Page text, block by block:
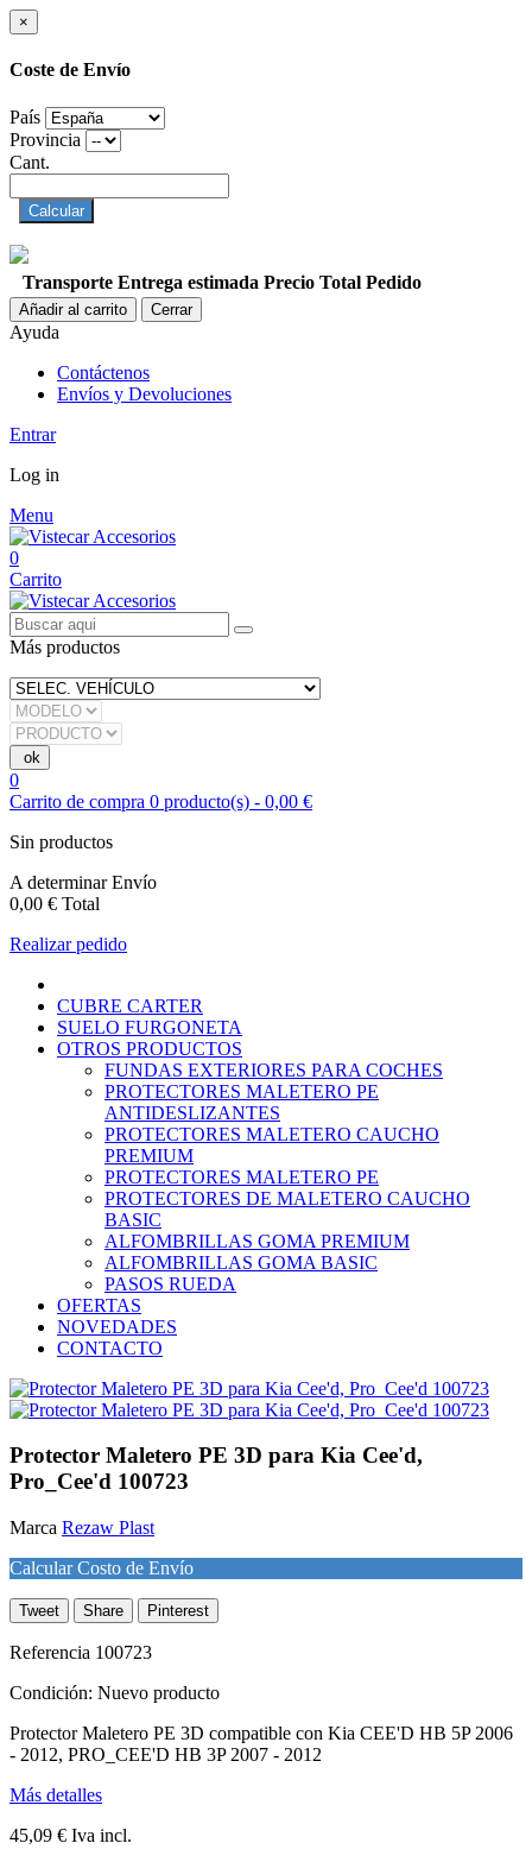
×
Coste de Envío
País
Provincia
Cant.
Calcular
Transporte Entrega estimada Precio Total Pedido
Añadir al carrito Cerrar
Ayuda
Contáctenos
Envíos y Devoluciones
Entrar
Log in
Menu
0
Carrito
Más productos
0
Carrito de compra 0 producto(s) - 0,00 €
Sin productos
A determinarEnvío
0,00 € Total
Realizar pedido
CUBRE CARTER
SUELO FURGONETA
OTROS PRODUCTOS
FUNDAS EXTERIORES PARA COCHES
PROTECTORES MALETERO PE
ANTIDESLIZANTES
PROTECTORES MALETERO CAUCHO
PREMIUM
PROTECTORES MALETERO PE
PROTECTORES DE MALETERO CAUCHO
BASIC
ALFOMBRILLAS GOMA PREMIUM
ALFOMBRILLAS GOMA BASIC
PASOS RUEDA
OFERTAS
NOVEDADES
CONTACTO
Protector Maletero PE 3D para Kia Cee'd,
Pro_Cee'd 100723
Marca Rezaw Plast
Calcular Costo de Envío
Tweet Share Pinterest
Referencia 100723
Condición: Nuevo producto
Protector Maletero PE 3D compatible con Kia CEE'D HB 5P 2006
- 2012, PRO_CEE'D HB 3P 2007 - 2012
Más detalles
45,09 € Iva incl.